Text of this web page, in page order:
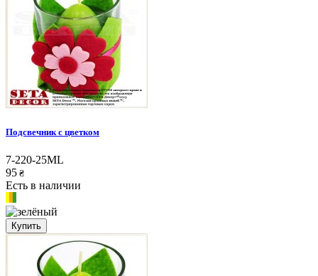
Подсвечник с цветком
7-220-25ML
95 ₴
Есть в наличии
Купить